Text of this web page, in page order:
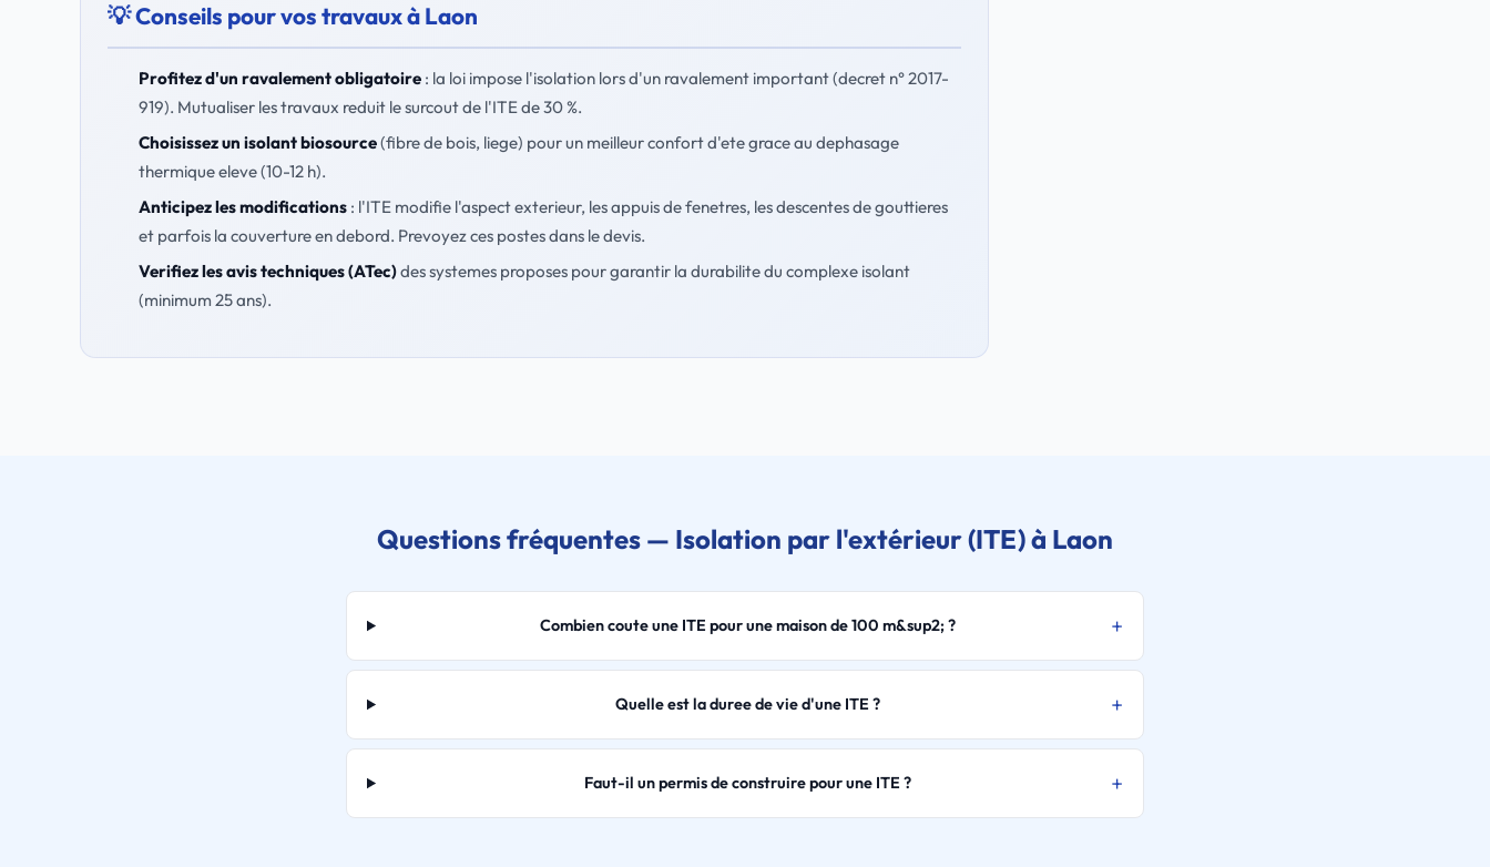
💡 Conseils pour vos travaux à Laon
Profitez d'un ravalement obligatoire: la loi impose l'isolation lors d'un ravalement important (decret n° 2017-
919). Mutualiser les travaux reduit le surcout de l'ITE de 30 %.
Choisissez un isolant biosource(fibre de bois, liege) pour un meilleur confort d'ete grace au dephasage
thermique eleve (10-12 h).
Anticipez les modifications: l'ITE modifie l'aspect exterieur, les appuis de fenetres, les descentes de gouttieres
et parfois la couverture en debord. Prevoyez ces postes dans le devis.
Verifiez les avis techniques (ATec)des systemes proposes pour garantir la durabilite du complexe isolant
(minimum 25 ans).
Questions fréquentes — Isolation par l'extérieur (ITE) à Laon
Combien coute une ITE pour une maison de 100 m&sup2; ?
Quelle est la duree de vie d'une ITE ?
Faut-il un permis de construire pour une ITE ?